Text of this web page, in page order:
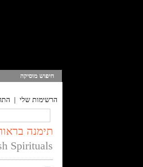
חיפוש מוסיקה
הרשימות שלי
תימנה בראור
Spirituals